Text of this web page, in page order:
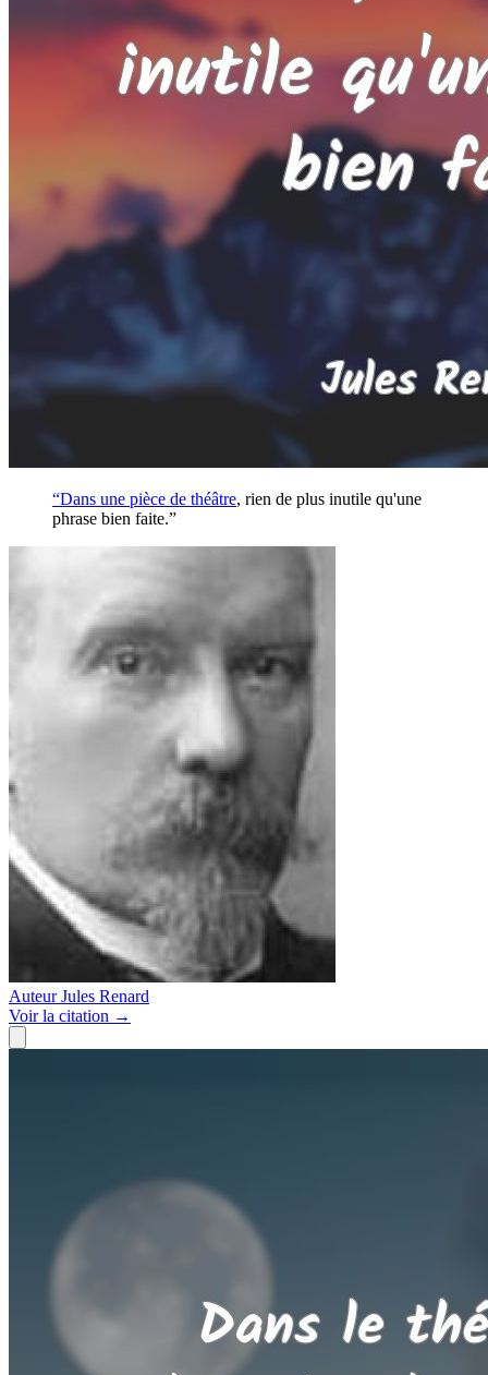
“Dans une pièce de théâtre, rien de plus inutile qu'une
phrase bien faite.”
Auteur Jules Renard
Voirla citation →